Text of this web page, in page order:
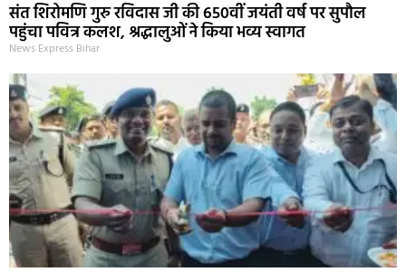
संत शिरोमणि गुरु रविदास जी की 650वीं जयंती वर्ष पर सुपौल
पहुंचा पवित्र कलश, श्रद्धालुओं ने किया भव्य स्वागत
News Express Bihar